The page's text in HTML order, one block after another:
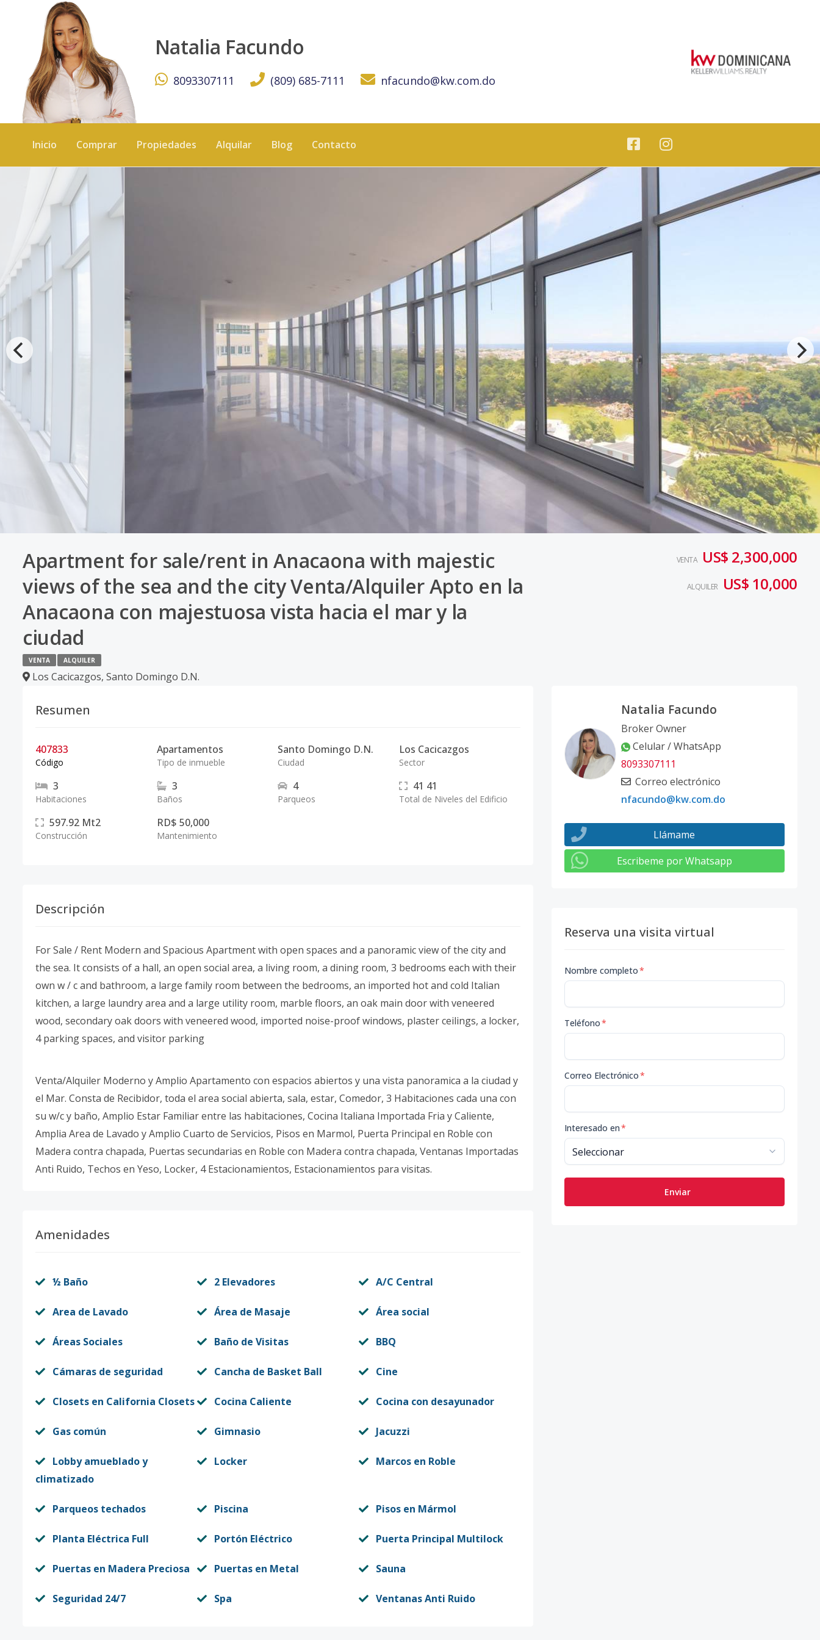
Natalia Facundo
8093307111 (809) 685-7111 nfacundo@kw.com.do
Inicio Comprar Propiedades Alquilar Blog Contacto
Apartment for sale/rent in Anacaona with majestic
views of the sea and the city Venta/Alquiler Apto en la
Anacaona con majestuosa vista hacia el mar y la
ciudad
VENTA ALQUILER
Los Cacicazgos, Santo Domingo D.N.
VENTA US$ 2,300,000
ALQUILER US$ 10,000
Resumen
407833
Código
Apartamentos
Tipo de inmueble
Santo Domingo D.N.
Ciudad
Los Cacicazgos
Sector
3
Habitaciones
3
Baños
4
Parqueos
41 41
Total de Niveles del Edificio
597.92 Mt2
Construcción
RD$ 50,000
Mantenimiento
Descripción
For Sale / Rent Modern and Spacious Apartment with open spaces and a panoramic view of the city and
the sea. It consists of a hall, an open social area, a living room, a dining room, 3 bedrooms each with their
own w / c and bathroom, a large family room between the bedrooms, an imported hot and cold Italian
kitchen, a large laundry area and a large utility room, marble floors, an oak main door with veneered
wood, secondary oak doors with veneered wood, imported noise-proof windows, plaster ceilings, a locker,
4 parking spaces, and visitor parking
Venta/Alquiler Moderno y Amplio Apartamento con espacios abiertos y una vista panoramica a la ciudad y
el Mar. Consta de Recibidor, toda el area social abierta, sala, estar, Comedor, 3 Habitaciones cada una con
su w/c y baño, Amplio Estar Familiar entre las habitaciones, Cocina Italiana Importada Fria y Caliente,
Amplia Area de Lavado y Amplio Cuarto de Servicios, Pisos en Marmol, Puerta Principal en Roble con
Madera contra chapada, Puertas secundarias en Roble con Madera contra chapada, Ventanas Importadas
Anti Ruido, Techos en Yeso, Locker, 4 Estacionamientos, Estacionamientos para visitas.
Amenidades
½ Baño 2 Elevadores A/C Central
Area de Lavado Área de Masaje Área social
Áreas Sociales Baño de Visitas BBQ
Cámaras de seguridad Cancha de Basket Ball Cine
Closets en California Closets Cocina Caliente Cocina con desayunador
Gas común Gimnasio Jacuzzi
Lobby amueblado y
climatizado
Locker Marcos en Roble
Parqueos techados Piscina Pisos en Mármol
Planta Eléctrica Full Portón Eléctrico Puerta Principal Multilock
Puertas en Madera Preciosa Puertas en Metal Sauna
Seguridad 24/7 Spa Ventanas Anti Ruido
Natalia Facundo
Broker Owner
Celular / WhatsApp
8093307111
Correo electrónico
nfacundo@kw.com.do
Llámame
Escribeme por Whatsapp
Reserva una visita virtual
Nombre completo*
Teléfono*
Correo Electrónico*
Interesado en*
Enviar
Apartment for sale/rent in Anacaona with majestic views of the sea and the city Venta/Alquiler Apto en la Anacaona con majestuosa vista hacia el mar y la ciudad - KW DOMINICANA